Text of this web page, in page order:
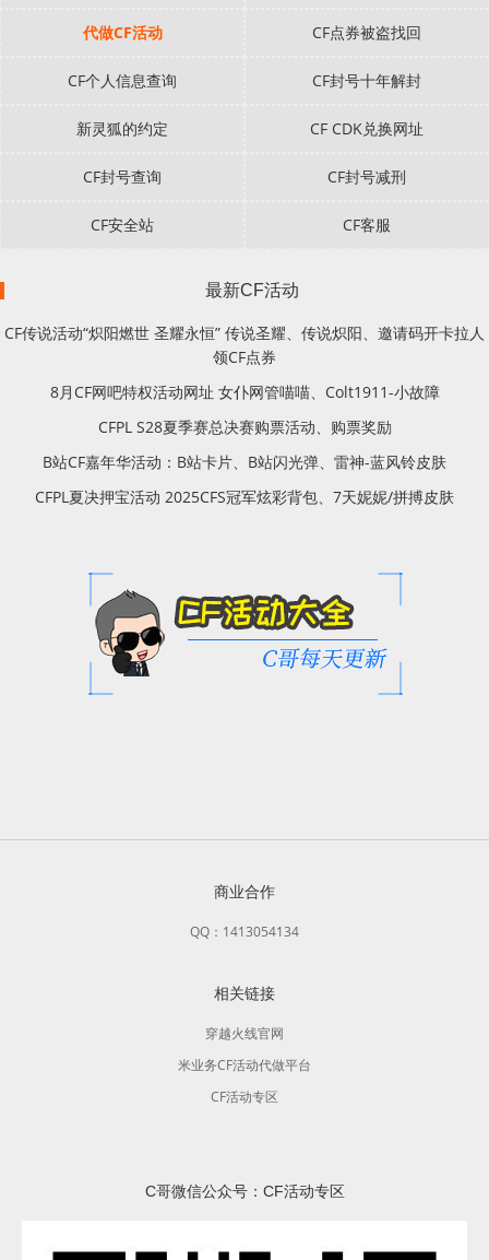
代做CF活动 CF点券被盗找回
CF个人信息查询 CF封号十年解封
新灵狐的约定 CF CDK兑换网址
CF封号查询 CF封号减刑
CF安全站 CF客服
最新CF活动
CF传说活动“炽阳燃世 圣耀永恒” 传说圣耀、传说炽阳、邀请码开卡拉人
领CF点券
8月CF网吧特权活动网址 女仆网管喵喵、Colt1911-小故障
CFPL S28夏季赛总决赛购票活动、购票奖励
B站CF嘉年华活动：B站卡片、B站闪光弹、雷神-蓝风铃皮肤
CFPL夏决押宝活动 2025CFS冠军炫彩背包、7天妮妮/拼搏皮肤
商业合作
QQ：1413054134
相关链接
穿越火线官网
米业务CF活动代做平台
CF活动专区
C哥微信公众号：CF活动专区